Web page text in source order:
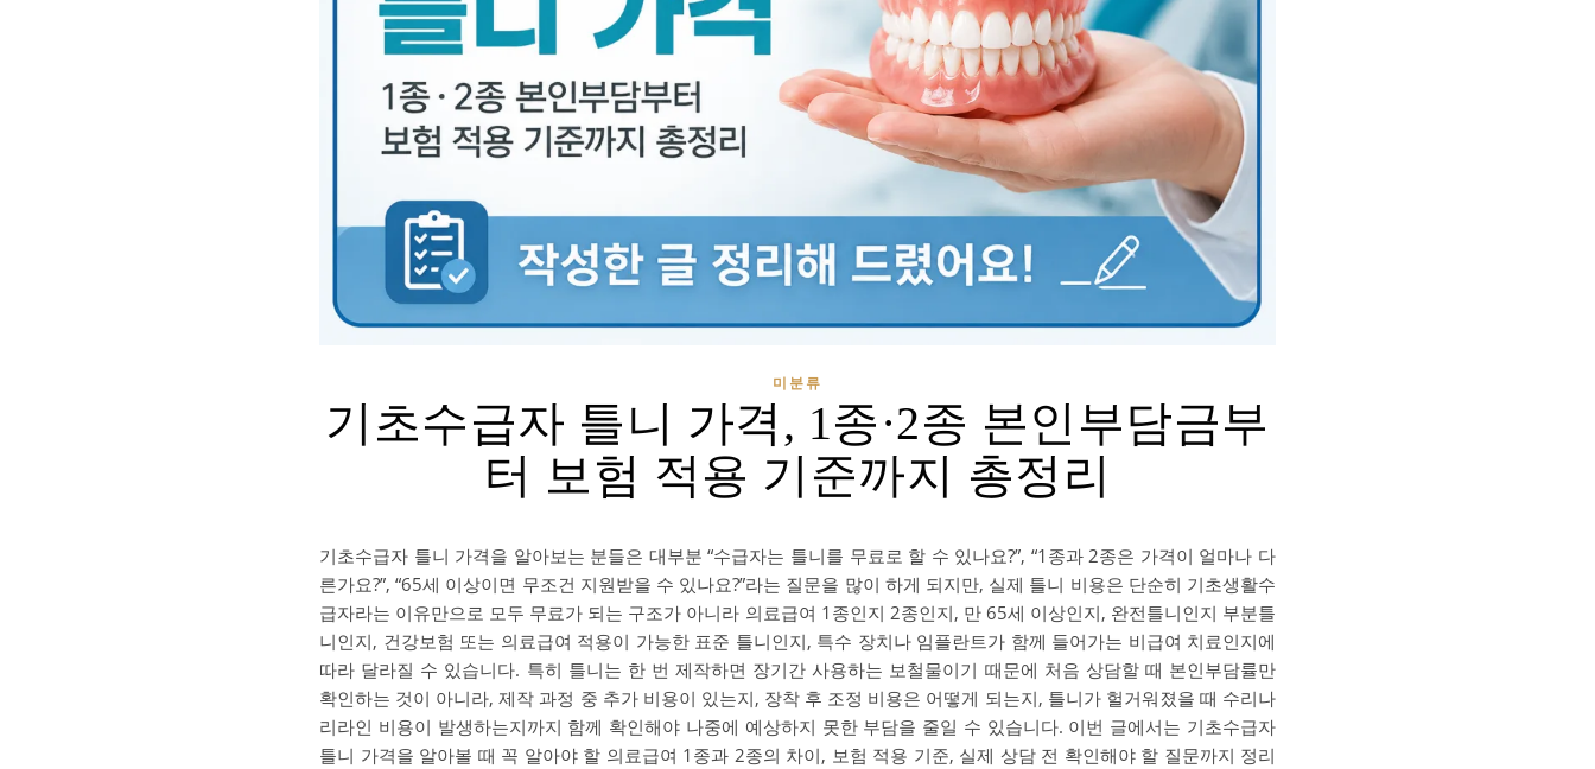
미분류
기초수급자 틀니 가격, 1종·2종 본인부담금부
터 보험 적용 기준까지 총정리
기초수급자 틀니 가격을 알아보는 분들은 대부분 “수급자는 틀니를 무료로 할 수 있나요?”, “1종과 2종은 가격이 얼마나 다
른가요?”, “65세 이상이면 무조건 지원받을 수 있나요?”라는 질문을 많이 하게 되지만, 실제 틀니 비용은 단순히 기초생활수
급자라는 이유만으로 모두 무료가 되는 구조가 아니라 의료급여 1종인지 2종인지, 만 65세 이상인지, 완전틀니인지 부분틀
니인지, 건강보험 또는 의료급여 적용이 가능한 표준 틀니인지, 특수 장치나 임플란트가 함께 들어가는 비급여 치료인지에
따라 달라질 수 있습니다. 특히 틀니는 한 번 제작하면 장기간 사용하는 보철물이기 때문에 처음 상담할 때 본인부담률만
확인하는 것이 아니라, 제작 과정 중 추가 비용이 있는지, 장착 후 조정 비용은 어떻게 되는지, 틀니가 헐거워졌을 때 수리나
리라인 비용이 발생하는지까지 함께 확인해야 나중에 예상하지 못한 부담을 줄일 수 있습니다. 이번 글에서는 기초수급자
틀니 가격을 알아볼 때 꼭 알아야 할 의료급여 1종과 2종의 차이, 보험 적용 기준, 실제 상담 전 확인해야 할 질문까지 정리